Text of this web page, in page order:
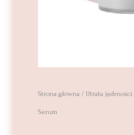
Strona główna / Utrata jędrności
Serum